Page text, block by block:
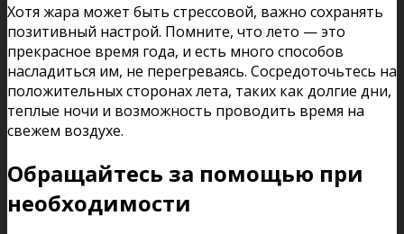
Хотя жара может быть стрессовой, важно сохранять
позитивный настрой. Помните, что лето — это
прекрасное время года, и есть много способов
насладиться им, не перегреваясь. Сосредоточьтесь на
положительных сторонах лета, таких как долгие дни,
теплые ночи и возможность проводить время на
свежем воздухе.
Обращайтесь за помощью при
необходимости